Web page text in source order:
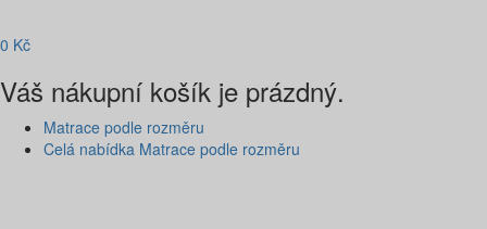
0 Kč
Váš nákupní košík je prázdný.
Matrace podle rozměru
Celá nabídka Matrace podle rozměru